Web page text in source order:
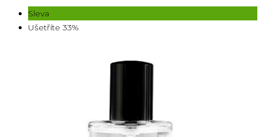
Sleva
Ušetříte 33%